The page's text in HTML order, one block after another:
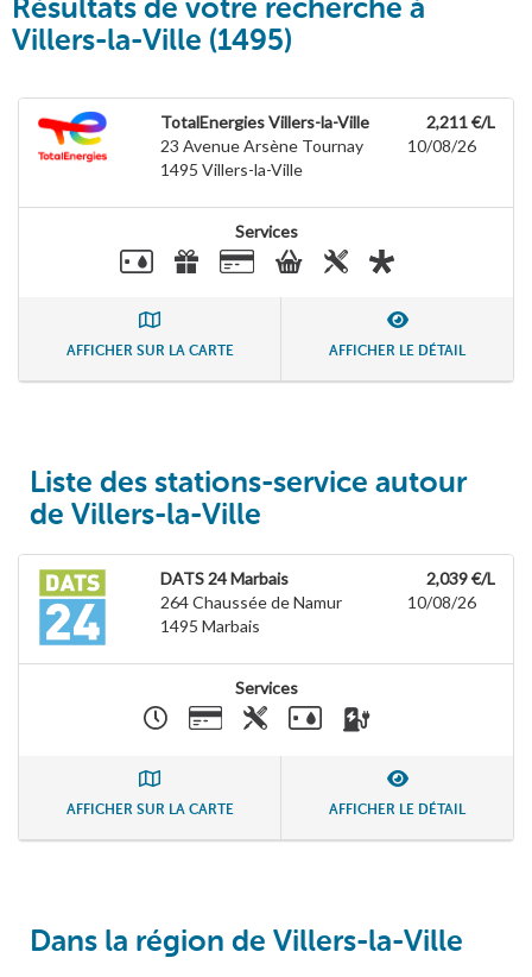
Résultats de votre recherche à
Villers-la-Ville (1495)
TotalEnergies Villers-la-Ville
23 Avenue Arsène Tournay
1495 Villers-la-Ville
2,211 €/L
10/08/26
Services
AFFICHER SUR LA CARTE AFFICHER LE DÉTAIL
Liste des stations-service autour
de Villers-la-Ville
DATS 24 Marbais
264 Chaussée de Namur
1495 Marbais
2,039 €/L
10/08/26
Services
AFFICHER SUR LA CARTE AFFICHER LE DÉTAIL
Dans la région de Villers-la-Ville